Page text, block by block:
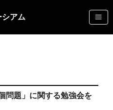
アム
問題」に関する勉強会を